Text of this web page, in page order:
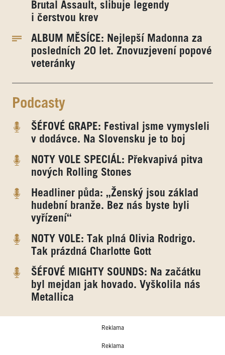
Brutal Assault, slibuje legendy
i čerstvou krev
ALBUM MĚSÍCE: Nejlepší Madonna za
posledních 20 let. Znovuzjevení popové
veteránky
Podcasty
ŠÉFOVÉ GRAPE: Festival jsme vymysleli
v dodávce. Na Slovensku je to boj
NOTY VOLE SPECIÁL: Překvapivá pitva
nových Rolling Stones
Headliner půda: „Ženský jsou základ
hudební branže. Bez nás byste byli
vyřízení“
NOTY VOLE: Tak plná Olivia Rodrigo.
Tak prázdná Charlotte Gott
ŠÉFOVÉ MIGHTY SOUNDS: Na začátku
byl mejdan jak hovado. Vyškolila nás
Metallica
Reklama
Reklama